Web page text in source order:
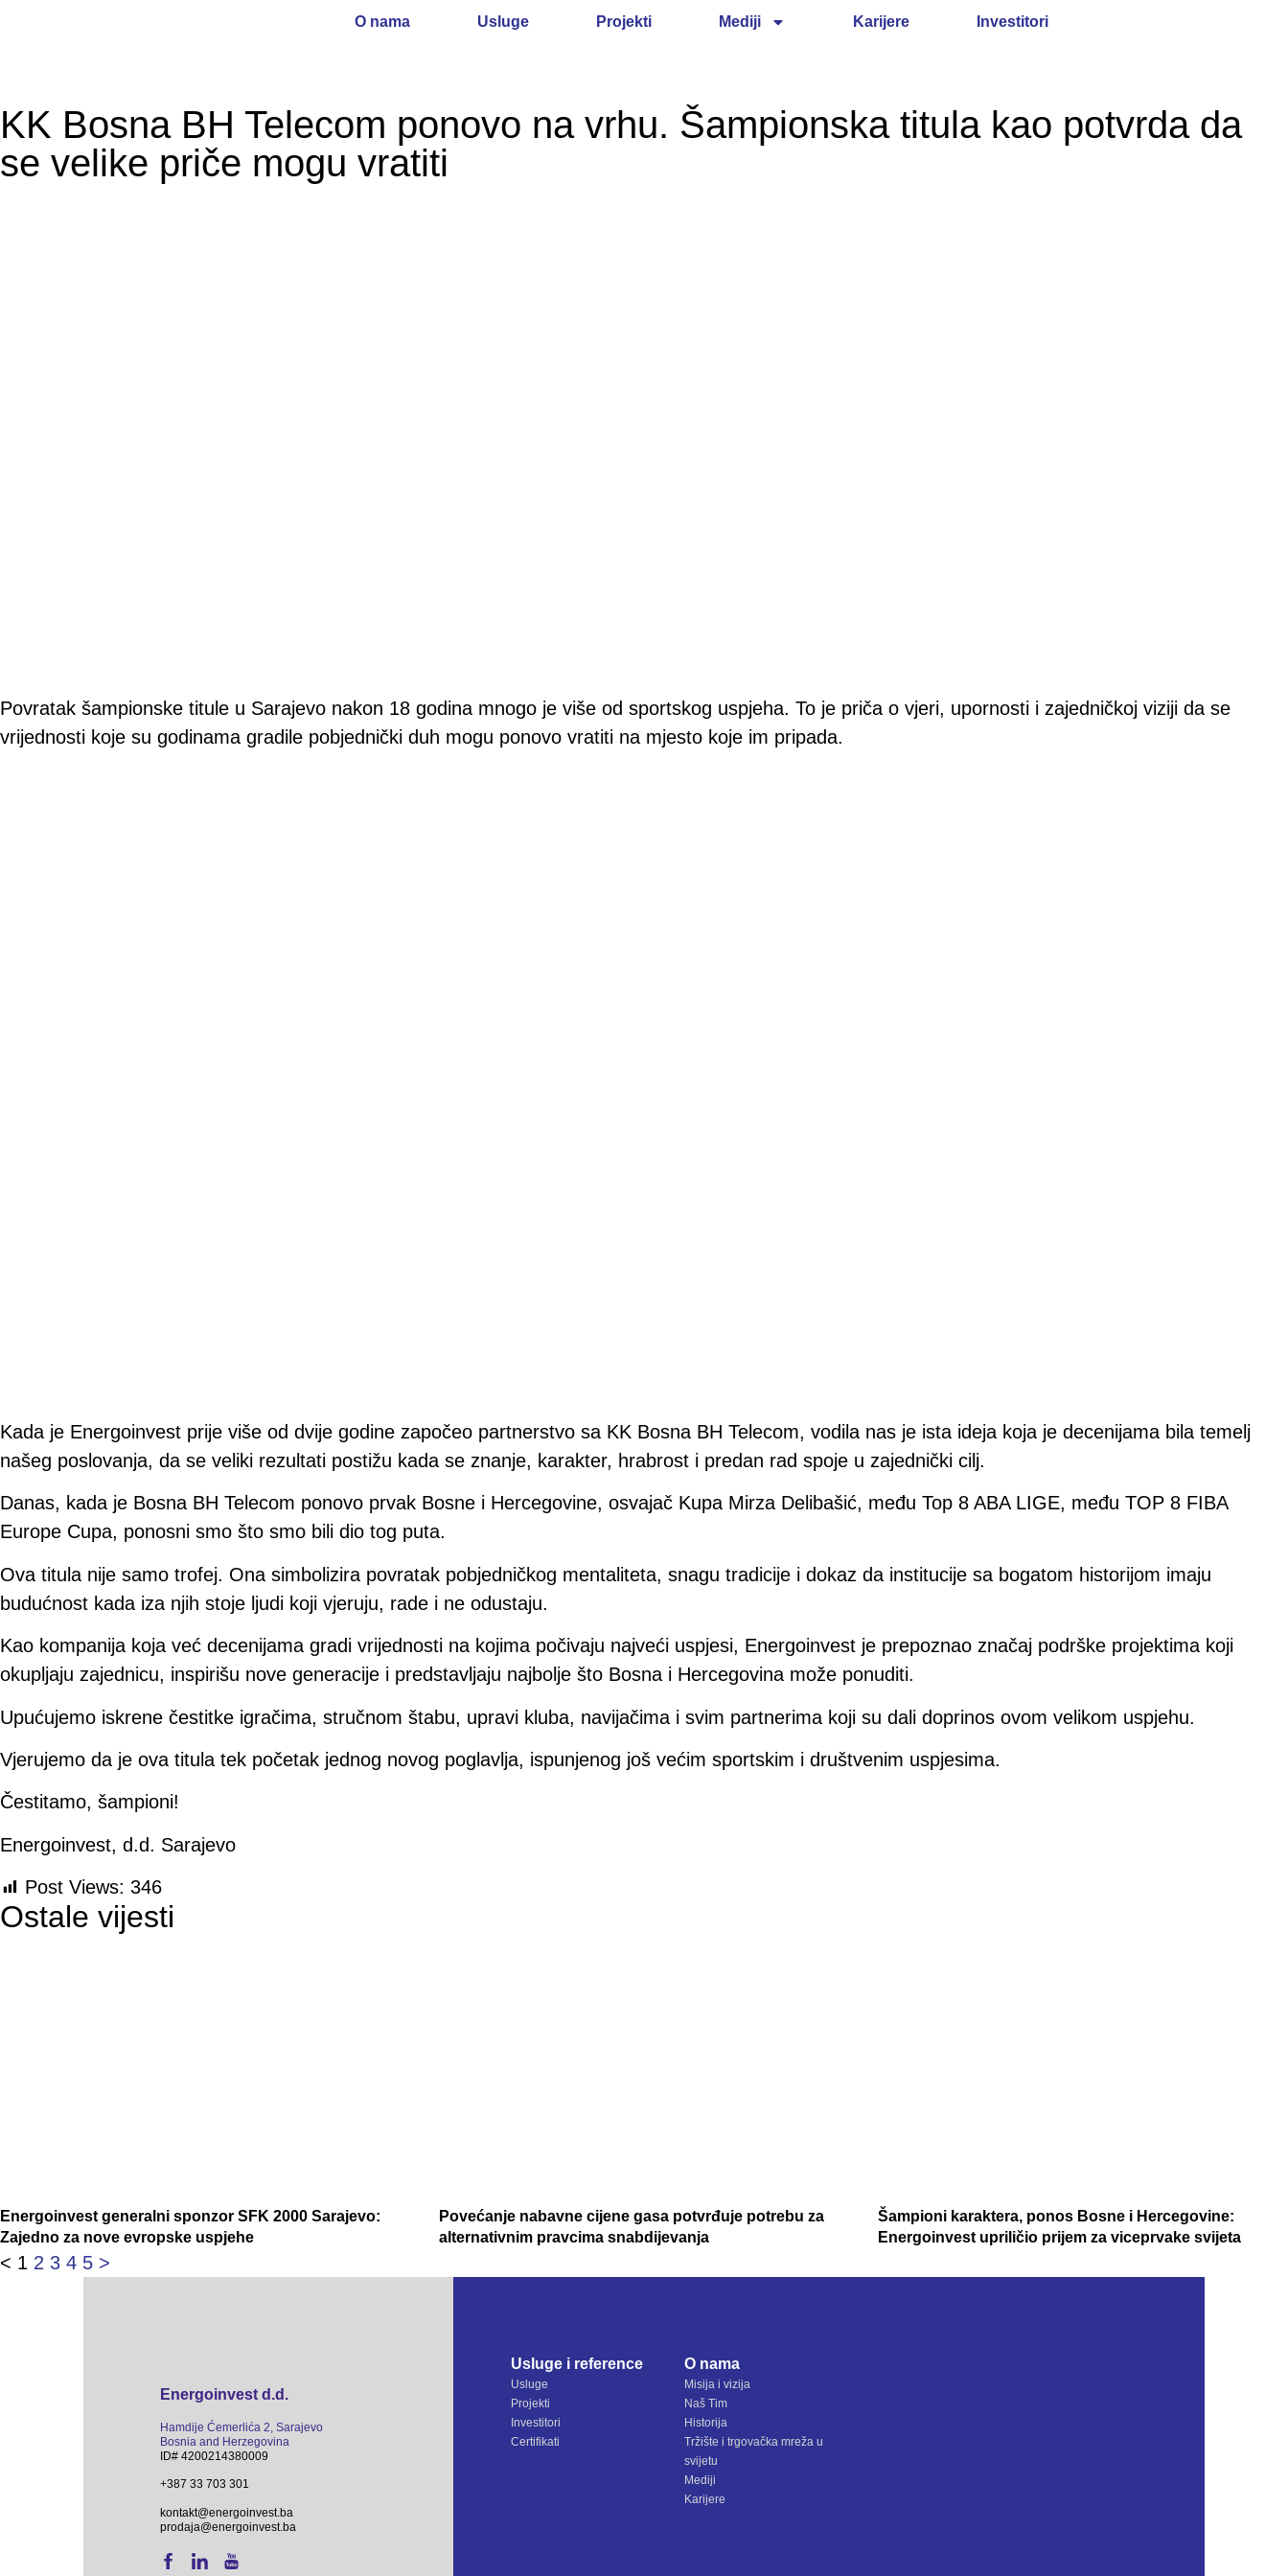
O nama Usluge Projekti Mediji Karijere Investitori
KK Bosna BH Telecom ponovo na vrhu. Šampionska titula kao potvrda da
se velike priče mogu vratiti
Povratak šampionske titule u Sarajevo nakon 18 godina mnogo je više od sportskog uspjeha. To je priča o vjeri, upornosti i zajedničkoj viziji da se
vrijednosti koje su godinama gradile pobjednički duh mogu ponovo vratiti na mjesto koje im pripada.
Kada je Energoinvest prije više od dvije godine započeo partnerstvo sa KK Bosna BH Telecom, vodila nas je ista ideja koja je decenijama bila temelj
našeg poslovanja, da se veliki rezultati postižu kada se znanje, karakter, hrabrost i predan rad spoje u zajednički cilj.
Danas, kada je Bosna BH Telecom ponovo prvak Bosne i Hercegovine, osvajač Kupa Mirza Delibašić, među Top 8 ABA LIGE, među TOP 8 FIBA
Europe Cupa, ponosni smo što smo bili dio tog puta.
Ova titula nije samo trofej. Ona simbolizira povratak pobjedničkog mentaliteta, snagu tradicije i dokaz da institucije sa bogatom historijom imaju
budućnost kada iza njih stoje ljudi koji vjeruju, rade i ne odustaju.
Kao kompanija koja već decenijama gradi vrijednosti na kojima počivaju najveći uspjesi, Energoinvest je prepoznao značaj podrške projektima koji
okupljaju zajednicu, inspirišu nove generacije i predstavljaju najbolje što Bosna i Hercegovina može ponuditi.
Upućujemo iskrene čestitke igračima, stručnom štabu, upravi kluba, navijačima i svim partnerima koji su dali doprinos ovom velikom uspjehu.
Vjerujemo da je ova titula tek početak jednog novog poglavlja, ispunjenog još većim sportskim i društvenim uspjesima.
Čestitamo, šampioni!
Energoinvest, d.d. Sarajevo
Post Views: 346
Ostale vijesti
Energoinvest generalni sponzor SFK 2000 Sarajevo:
Zajedno za nove evropske uspjehe
Povećanje nabavne cijene gasa potvrđuje potrebu za
alternativnim pravcima snabdijevanja
Šampioni karaktera, ponos Bosne i Hercegovine:
Energoinvest upriličio prijem za viceprvake svijeta
< 1 2 3 4 5 >
Energoinvest d.d.
Hamdije Ćemerlića 2, Sarajevo
Bosnia and Herzegovina
ID# 4200214380009
+387 33 703 301
kontakt@energoinvest.ba
prodaja@energoinvest.ba
Usluge i reference
Usluge
Projekti
Investitori
Certifikati
O nama
Misija i vizija
Naš Tim
Historija
Tržište i trgovačka mreža u
svijetu
Mediji
Karijere